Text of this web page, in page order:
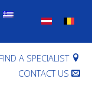
FIND A SPECIALIST
CONTACT US